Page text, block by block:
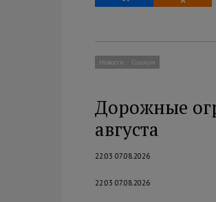
Новости Социум
Дорожные
августа
22:03 07.08.2026
22:03 07.08.2026